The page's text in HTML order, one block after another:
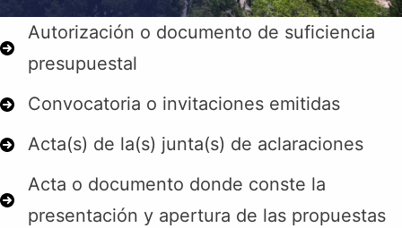
Autorización o documento de suficiencia
presupuestal
Convocatoria o invitaciones emitidas
Acta(s) de la(s) junta(s) de aclaraciones
Acta o documento donde conste la
presentación y apertura de las propuestas